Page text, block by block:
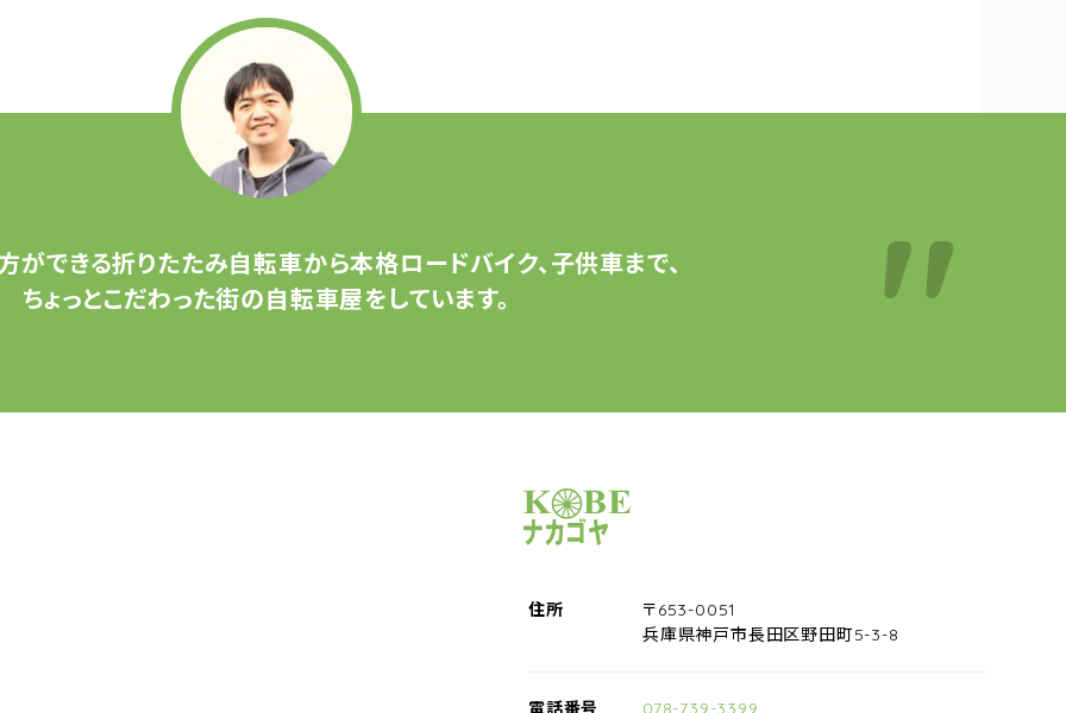
ができる折りたたみ自転車から本格ロードバイク、子供車まで、
ちょっとこだわった街の自転車屋をしています。
サイクルショップナカゴヤ
住所
〒653-0051
兵庫県神戸市長田区野田町5-3-8
電話番号 078-739-3399